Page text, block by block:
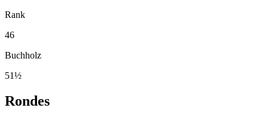
Rank
46
Buchholz
51½
Rondes